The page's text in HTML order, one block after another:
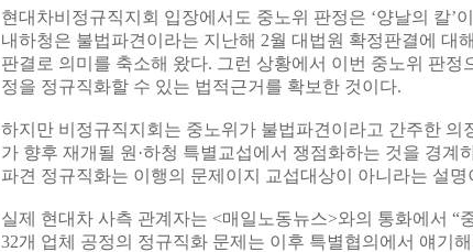
현대차비정규직지회 입장에서도 중노위 판정은 ‘양날의 칼’
내하청은 불법파견이라는 지난해 2월 대법원 확정판결에 대
판결로 의미를 축소해 왔다. 그런 상황에서 이번 중노위 판정
정을 정규직화할 수 있는 법적근거를 확보한 것이다.
하지만 비정규직지회는 중노위가 불법파견이라고 간주한 의
가 향후 재개될 원·하청 특별교섭에서 쟁점화하는 것을 경계
파견 정규직화는 이행의 문제이지 교섭대상이 아니라는 설명
실제 현대차 사측 관계자는 <매일노동뉴스>와의 통화에서 “
32개 업체 공정의 정규직화 문제는 이후 특별협의에서 얘기